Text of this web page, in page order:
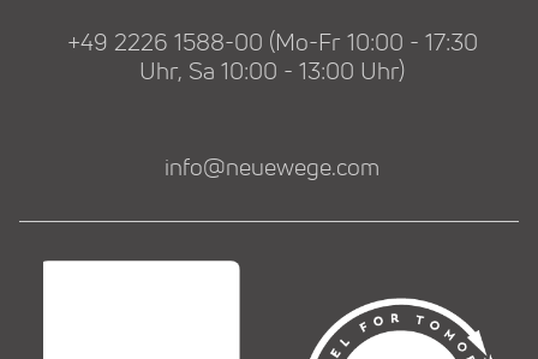
+49 2226 1588-00 (Mo-Fr 10:00 - 17:30
Uhr, Sa 10:00 - 13:00 Uhr)
info@neuewege.com